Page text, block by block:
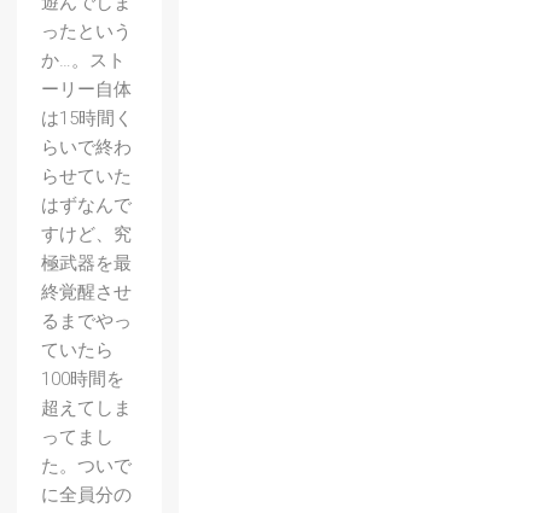
ったという
か…。スト
ーリー自体
は15時間く
らいで終わ
らせていた
はずなんで
すけど、究
極武器を最
終覚醒させ
るまでやっ
ていたら
100時間を
超えてしま
ってまし
た。ついで
に全員分の